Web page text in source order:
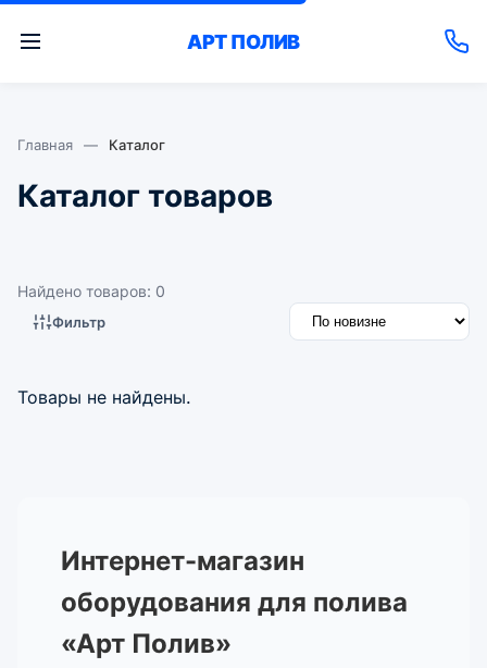
АРТ ПОЛИВ
Главная — Каталог
Каталог товаров
Найдено товаров: 0
Фильтр
Товары не найдены.
Интернет-магазин
оборудования для полива
«Арт Полив»